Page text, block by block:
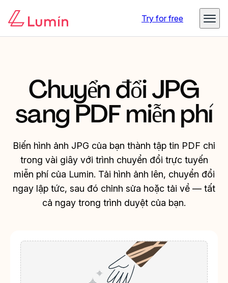
Try for free
Chuyển đổi JPG
sang PDF miễn phí
Biến hình ảnh JPG của bạn thành tập tin PDF chỉ
trong vài giây với trình chuyển đổi trực tuyến
miễn phí của Lumin. Tải hình ảnh lên, chuyển đổi
ngay lập tức, sau đó chỉnh sửa hoặc tải về — tất
cả ngay trong trình duyệt của bạn.